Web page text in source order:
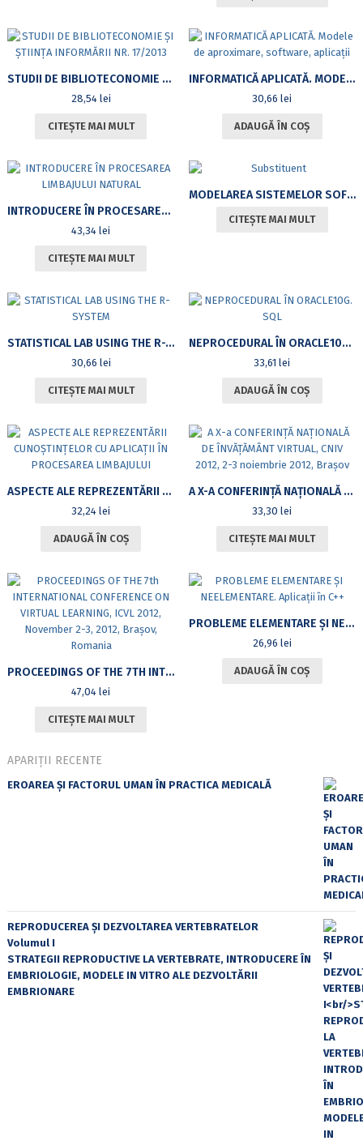
STUDII DE BIBLIOTECONOMIE ȘI ȘTIINȚA INFORMĂRII NR. 17/2013
28,54 lei
CITEȘTE MAI MULT
INFORMATICĂ APLICATĂ. MODELE DE APROXIMARE, SOFTWARE, APLICAȚII
30,66lei
ADAUGĂ ÎN COȘ
INTRODUCERE ÎN PROCESAREA LIMBAJULUI NATURAL
43,34lei
CITEȘTE MAI MULT
MODELAREA SISTEMELOR SOFTWARE – VISIO, UML
CITEȘTE MAI MULT
STATISTICAL LAB USING THE R-SYSTEM
30,66 lei
CITEȘTE MAI MULT
NEPROCEDURAL ÎN ORACLE10G. SQL
33,61lei
ADAUGĂ ÎN COȘ
ASPECTE ALE REPREZENTĂRII CUNOȘTINȚELOR CU APLICAȚII ÎN PROCESAREA LIMBAJULUI
32,24lei
ADAUGĂ ÎN COȘ
A X-A CONFERINȚĂ NAȚIONALĂ DE ÎNVĂȚĂMÂNT VIRTUAL, CNIV 2012, 2-3 NOIEMBRIE 2012, BRAȘOV
33,30lei
CITEȘTE MAI MULT
PROCEEDINGS OF THE 7TH INTERNATIONAL CONFERENCE ON VIRTUAL LEARNING, ICVL 2012, NOVEMBER 2-3, 2012, BRAȘOV, ROMANIA
47,04lei
CITEȘTE MAI MULT
PROBLEME ELEMENTARE ȘI NEELEMENTARE. APLICAȚII ÎN C++
26,96 lei
ADAUGĂ ÎN COȘ
APARIȚII RECENTE
EROAREA ȘI FACTORUL UMAN ÎN PRACTICA MEDICALĂ
REPRODUCEREA ȘI DEZVOLTAREA VERTEBRATELOR
Volumul I
STRATEGII REPRODUCTIVE LA VERTEBRATE, INTRODUCERE ÎN
EMBRIOLOGIE, MODELE IN VITRO ALE DEZVOLTĂRII
EMBRIONARE